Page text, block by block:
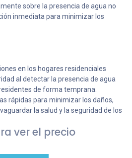
sobre la presencia de agua no
inmediata para minimizar los
en los hogares residenciales
al detectar la presencia de agua
de forma temprana.
rápidas para minimizar los daños,
la salud y la seguridad de los
ver el precio